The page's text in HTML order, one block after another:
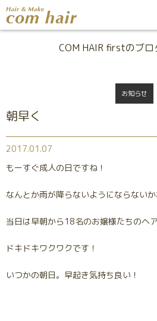
COM HAIR firstのブロ
お知らせ
朝早く
2017.01.07
もーすぐ成人の日ですね！
なんとか雨が降らないようにならない
当日は早朝から18名のお嬢様たちのヘ
ドキドキワクワクです！
いつかの朝日。早起き気持ち良い！